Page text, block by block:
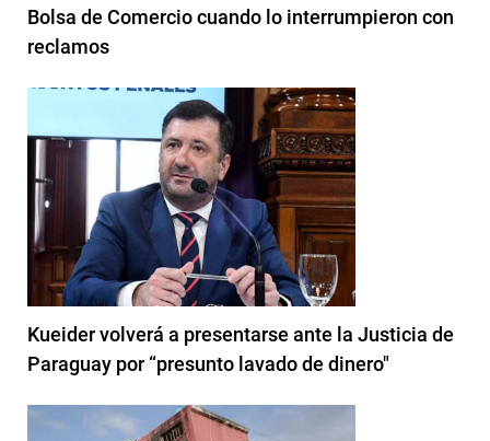
Bolsa de Comercio cuando lo interrumpieron con
reclamos
Kueider volverá a presentarse ante la Justicia de
Paraguay por “presunto lavado de dinero"